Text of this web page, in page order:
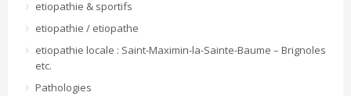
etiopathie & sportifs
etiopathie / etiopathe
etiopathie locale : Saint-Maximin-la-Sainte-Baume – Brignoles
etc.
Pathologies